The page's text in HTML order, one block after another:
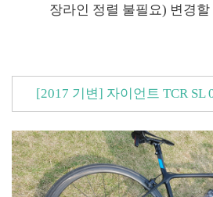
장라인 정렬 불필요) 변경
[2017 기변] 자이언트 TCR SL